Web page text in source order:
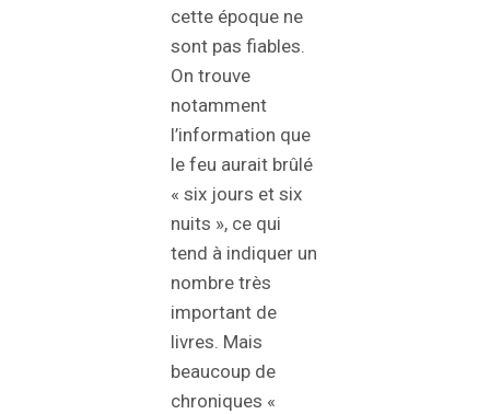
cette époque ne
sont pas fiables.
On trouve
notamment
l’information que
le feu aurait brûlé
« six jours et six
nuits », ce qui
tend à indiquer un
nombre très
important de
livres. Mais
beaucoup de
chroniques «